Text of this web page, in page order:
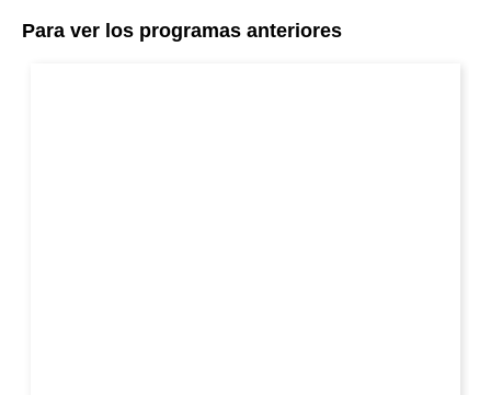
Para ver los programas anteriores